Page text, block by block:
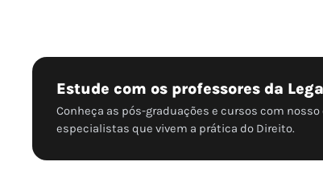
Estude com os professores da
Conheça as pós-graduações e cursos com
especialistas que vivem a prática do Direito.